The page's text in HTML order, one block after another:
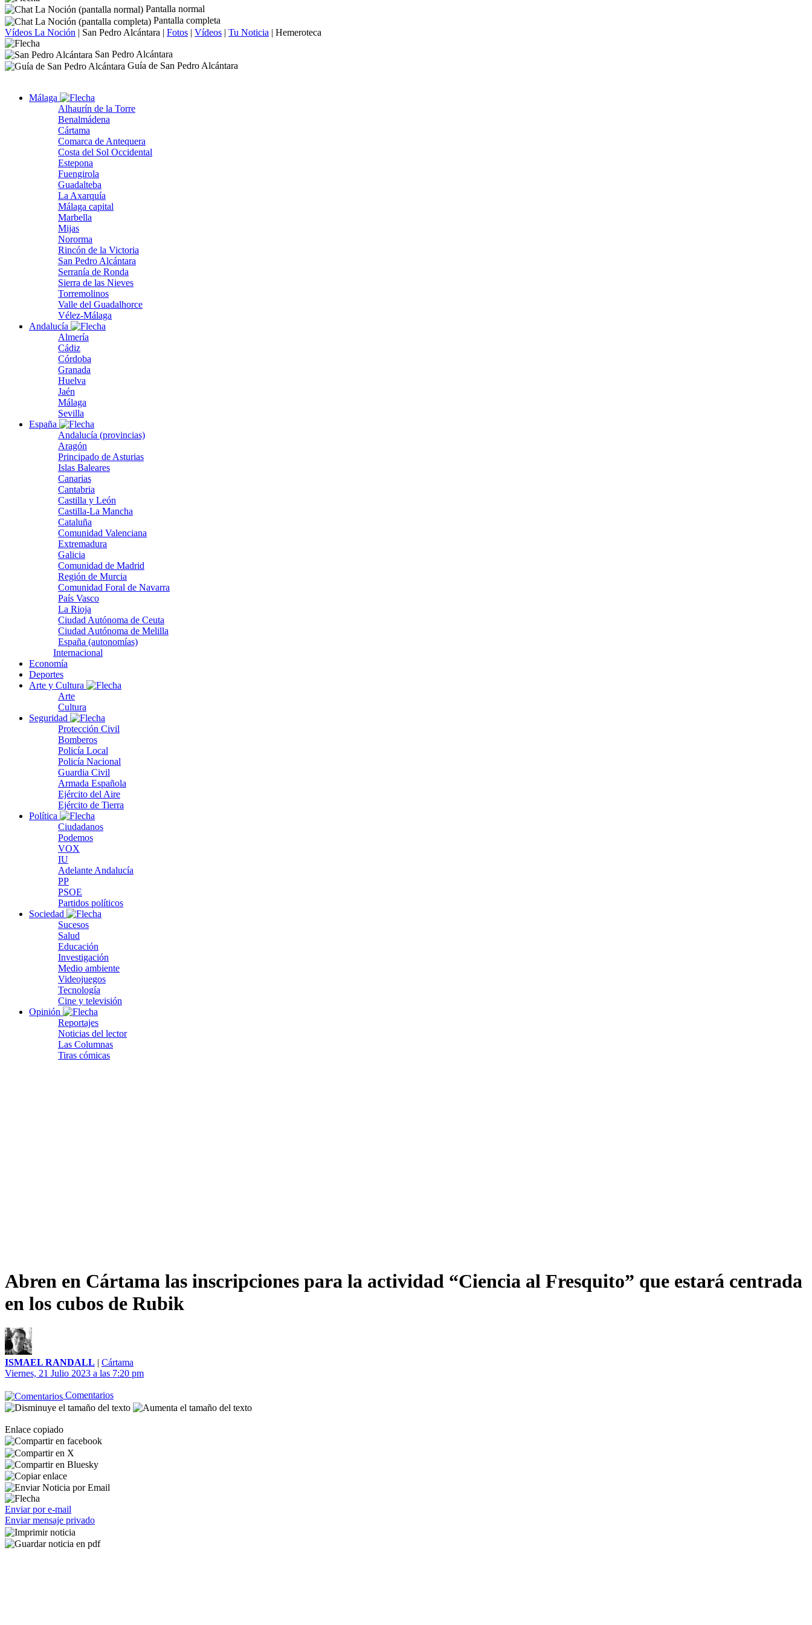
Pantalla normal
Pantalla completa
Vídeos La Noción | San Pedro Alcántara | Fotos | Vídeos | Tu Noticia | Hemeroteca
San Pedro Alcántara
Guía de San Pedro Alcántara
Málaga
Alhaurín de la Torre
Benalmádena
Cártama
Comarca de Antequera
Costa del Sol Occidental
Estepona
Fuengirola
Guadalteba
La Axarquía
Málaga capital
Marbella
Mijas
Nororma
Rincón de la Victoria
San Pedro Alcántara
Serranía de Ronda
Sierra de las Nieves
Torremolinos
Valle del Guadalhorce
Vélez-Málaga
Andalucía
Almería
Cádiz
Córdoba
Granada
Huelva
Jaén
Málaga
Sevilla
España
Andalucía (provincias)
Aragón
Principado de Asturias
Islas Baleares
Canarias
Cantabria
Castilla y León
Castilla-La Mancha
Cataluña
Comunidad Valenciana
Extremadura
Galicia
Comunidad de Madrid
Región de Murcia
Comunidad Foral de Navarra
País Vasco
La Rioja
Ciudad Autónoma de Ceuta
Ciudad Autónoma de Melilla
España (autonomías)
Internacional
Economía
Deportes
Arte y Cultura
Arte
Cultura
Seguridad
Protección Civil
Bomberos
Policía Local
Policía Nacional
Guardia Civil
Armada Española
Ejército del Aire
Ejército de Tierra
Política
Ciudadanos
Podemos
VOX
IU
Adelante Andalucía
PP
PSOE
Partidos políticos
Sociedad
Sucesos
Salud
Educación
Investigación
Medio ambiente
Videojuegos
Tecnología
Cine y televisión
Opinión
Reportajes
Noticias del lector
Las Columnas
Tiras cómicas
Abren en Cártama las inscripciones para la actividad “Ciencia al Fresquito” que estará centrada
en los cubos de Rubik
ISMAEL RANDALL | Cártama
Viernes, 21 Julio 2023 a las 7:20 pm
Comentarios
Enlace copiado
Enviar por e-mail
Enviar mensaje privado